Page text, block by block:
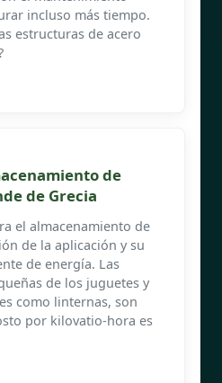
incluso más tiempo.
estructuras de acero
de
de Grecia
el almacenamiento de
de la aplicación y su
de energía. Las
de los juguetes y
como linternas, son
por kilovatio-hora es